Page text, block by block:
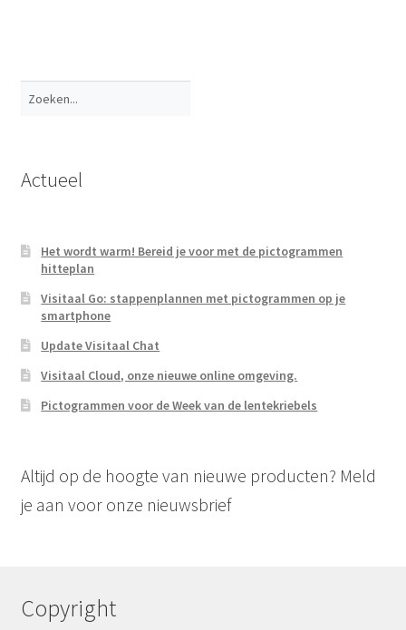
Actueel
Het wordt warm! Bereid je voor met de pictogrammen
hitteplan
Visitaal Go: stappenplannen met pictogrammen op je
smartphone
Update Visitaal Chat
Visitaal Cloud, onze nieuwe online omgeving.
Pictogrammen voor de Week van de lentekriebels
Altijd op de hoogte van nieuwe producten? Meld
je aan voor onze nieuwsbrief
Copyright